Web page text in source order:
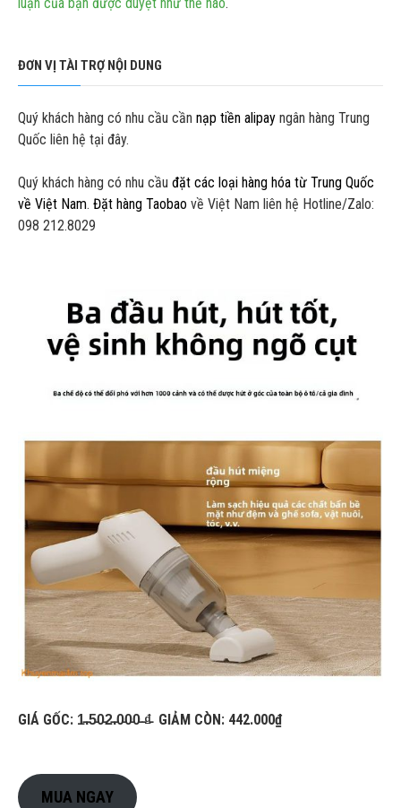
ĐƠN VỊ TÀI TRỢ NỘI DUNG
Quý khách hàng có nhu cầu cần nạp tiền alipay ngân hàng Trung
Quốc liên hệ tại đây.
Quý khách hàng có nhu cầu đặt các loại hàng hóa từ Trung Quốc
về Việt Nam. Đặt hàng Taobao về Việt Nam liên hệ Hotline/Zalo:
098 212.8029
GIÁ GỐC: 1̵.̵5̵0̵2̵.̵0̵0̵0̵ ̵₫̵ GIẢM CÒN: 442.000₫
MUA NGAY